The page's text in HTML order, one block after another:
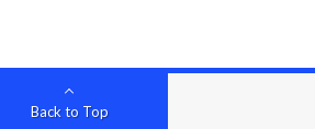
Back to Top